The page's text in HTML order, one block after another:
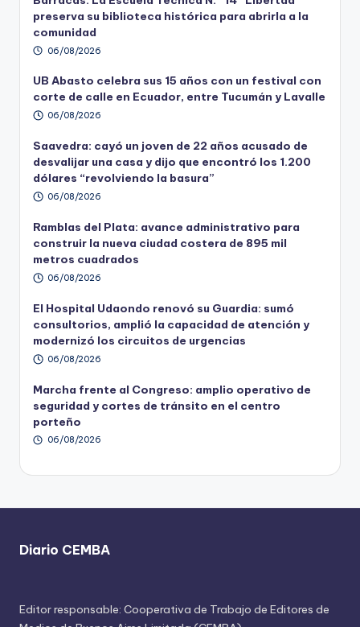
preserva su biblioteca histórica para abrirla a la
comunidad
06/08/2026
UB Abasto celebra sus 15 años con un festival con
corte de calle en Ecuador, entre Tucumán y Lavalle
06/08/2026
Saavedra: cayó un joven de 22 años acusado de
desvalijar una casa y dijo que encontró los 1.200
dólares “revolviendo la basura”
06/08/2026
Ramblas del Plata: avance administrativo para
construir la nueva ciudad costera de 895 mil
metros cuadrados
06/08/2026
El Hospital Udaondo renovó su Guardia: sumó
consultorios, amplió la capacidad de atención y
modernizó los circuitos de urgencias
06/08/2026
Marcha frente al Congreso: amplio operativo de
seguridad y cortes de tránsito en el centro
porteño
06/08/2026
Diario CEMBA
Editor responsable: Cooperativa de Trabajo de Editores de